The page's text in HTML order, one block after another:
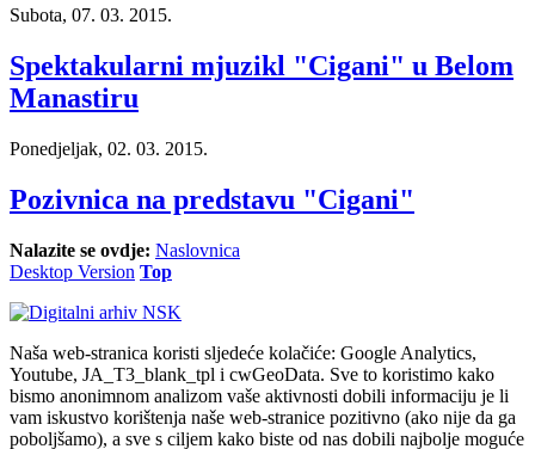
Subota, 07. 03. 2015.
Spektakularni mjuzikl "Cigani" u Belom
Manastiru
Ponedjeljak, 02. 03. 2015.
Pozivnica na predstavu "Cigani"
Nalazite se ovdje: Naslovnica
Desktop Version Top
Naša web-stranica koristi sljedeće kolačiće: Google Analytics,
Youtube, JA_T3_blank_tpl i cwGeoData. Sve to koristimo kako
bismo anonimnom analizom vaše aktivnosti dobili informaciju je li
vam iskustvo korištenja naše web-stranice pozitivno (ako nije da ga
poboljšamo), a sve s ciljem kako biste od nas dobili najbolje moguće